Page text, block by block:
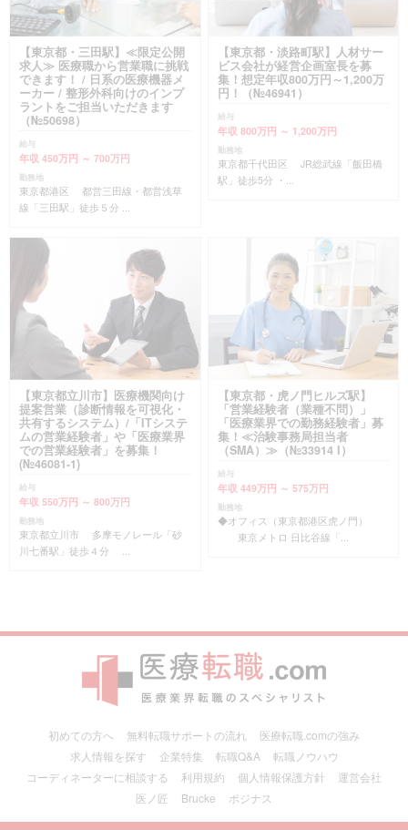
【東京都・三田駅】≪限定公開
求人≫ 医療職から営業職に挑戦
できます！ / 日系の医療機器メ
ーカー / 整形外科向けのインプ
ラントをご担当いただきます
（№50698）
給与
年収 450万円 ～ 700万円
勤務地
東京都港区 都営三田線・都営浅草
線「三田駅」徒歩５分 ...
【東京都・淡路町駅】人材サー
ビス会社が経営企画室長を募
集！想定年収800万円～1,200万
円！（№46941）
給与
年収 800万円 ～ 1,200万円
勤務地
東京都千代田区 JR総武線「飯田橋
駅」徒歩5分 ・...
【東京都立川市】医療機関向け
提案営業（診断情報を可視化・
共有するシステム）/「ITシステ
ムの営業経験者」や「医療業界
での営業経験者」を募集！
(№46081-1)
給与
年収 550万円 ～ 800万円
勤務地
東京都立川市 多摩モノレール「砂
川七番駅」徒歩４分 ...
【東京都・虎ノ門ヒルズ駅】
「営業経験者（業種不問）」
「医療業界での勤務経験者」募
集！≪治験事務局担当者
（SMA）≫（№33914 I）
給与
年収 449万円 ～ 575万円
勤務地
◆オフィス（東京都港区虎ノ門）
東京メトロ 日比谷線「...
初めての方へ 無料転職サポートの流れ
医療転職.comの強み
求人情報を探す
企業特集 転職Q&A
転職ノウハウ
コーディネーターに相談する
利用規約 個人情報保護方針
運営会社
医ノ匠
Brucke ポジナス